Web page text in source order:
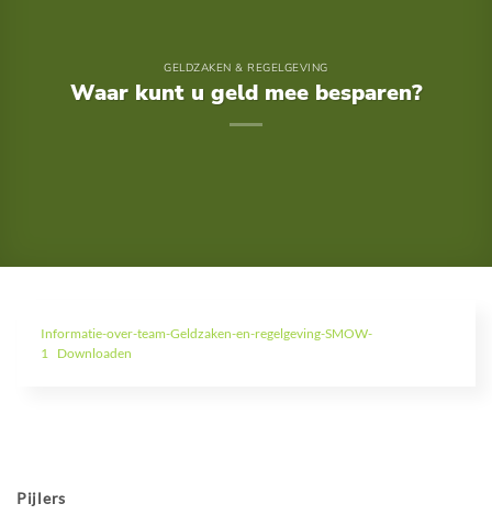
GELDZAKEN & REGELGEVING
Waar kunt u geld mee besparen?
Pijlers
Informatie-over-team-Geldzaken-en-regelgeving-SMOW-
1
Downloaden